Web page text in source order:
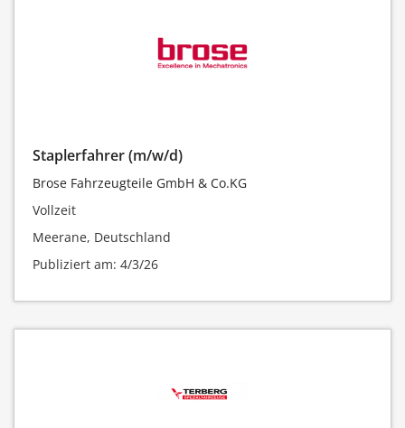
Staplerfahrer (m/w/d)
Brose Fahrzeugteile GmbH & Co.KG
Vollzeit
Meerane, Deutschland
Publiziert am: 4/3/26